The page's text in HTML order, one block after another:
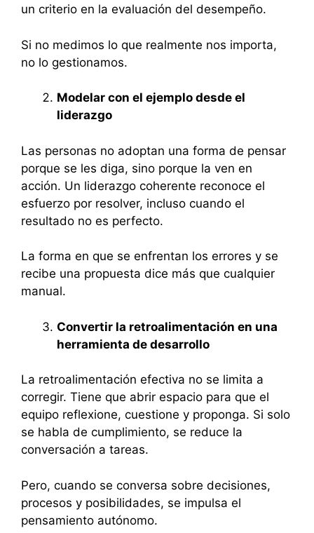
un criterio en la evaluación del desempeño.
Si no medimos lo que realmente nos importa,
no lo gestionamos.
Modelar con el ejemplo desde el
liderazgo
Las personas no adoptan una forma de pensar
porque se les diga, sino porque la ven en
acción. Un liderazgo coherente reconoce el
esfuerzo por resolver, incluso cuando el
resultado no es perfecto.
La forma en que se enfrentan los errores y se
recibe una propuesta dice más que cualquier
manual.
Convertir la retroalimentación en una
herramienta de desarrollo
La retroalimentación efectiva no se limita a
corregir. Tiene que abrir espacio para que el
equipo reflexione, cuestione y proponga. Si solo
se habla de cumplimiento, se reduce la
conversación a tareas.
Pero, cuando se conversa sobre decisiones,
procesos y posibilidades, se impulsa el
pensamiento autónomo.